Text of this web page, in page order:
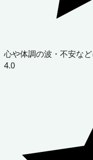
心や体調の波・不安な
4.0